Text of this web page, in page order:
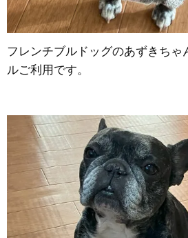
フレンチブルドッグのあずきちゃ
ルご利用です。